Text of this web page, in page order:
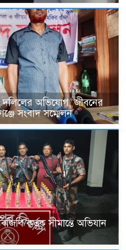
দলিলের অভিযোগ, জীবনের
সংবাদ সম্মেলন
কর্তৃক সীমান্তে অভিযান